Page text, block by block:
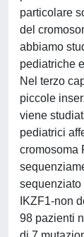
particolare
del
abbiamo
pediatriche
Nel terzo
piccole
viene
pediatrici
cromosoma
sequenziato
IKZF1-non
98 pazienti